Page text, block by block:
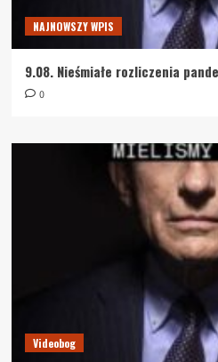
NAJNOWSZY WPIS
9.08. Nieśmiałe rozliczenia
0
Videobog